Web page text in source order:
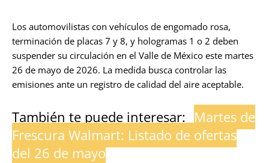
Los automovilistas con vehículos de engomado rosa,
terminación de placas 7 y 8, y hologramas 1 o 2 deben
suspender su circulación en el Valle de México este martes
26 de mayo de 2026. La medida busca controlar las
emisiones ante un registro de calidad del aire aceptable.
También te puede interesar: Martes de
Frescura Walmart: Listado de ofertas
del 26 de mayo